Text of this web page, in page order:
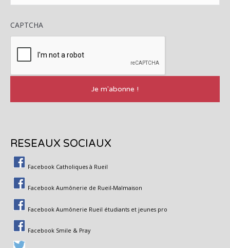
CAPTCHA
RESEAUX SOCIAUX
Facebook Catholiques à Rueil
Facebook Aumônerie de Rueil-Malmaison
Facebook Aumônerie Rueil étudiants et jeunes pro
Facebook Smile & Pray